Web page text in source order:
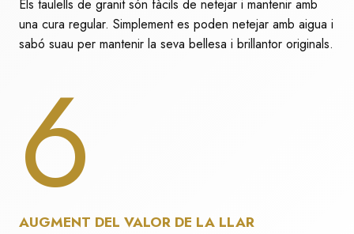
Els taulells de granit són fàcils de netejar i mantenir amb
una cura regular. Simplement es poden netejar amb aigua i
sabó suau per mantenir la seva bellesa i brillantor originals.
6
AUGMENT DEL VALOR DE LA LLAR